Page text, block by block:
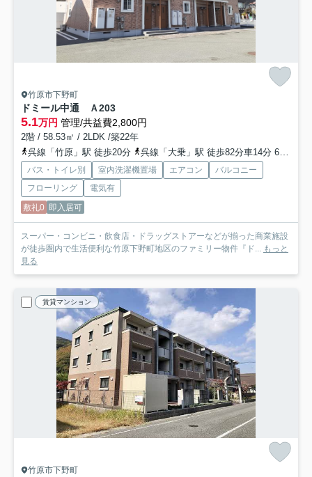
竹原市下野町
ドミール中通 Ａ203
5.1万円 管理/共益費2,800円
2階 / 58.53㎡ / 2LDK /築22年
呉線「竹原」駅 徒歩20分
呉線「大乗」駅 徒歩82分車14分 6.6km
バス・トイレ別 室内洗濯機置場 エアコン
バルコニー
フローリング
電気有
敷礼0 即入居可
スーパー・コンビニ・飲食店・ドラッグストアーなどが揃った商業施設
が徒歩圏内で生活便利な竹原下野町地区のファミリー物件『ド... もっと
見る
賃貸マンション
竹原市下野町